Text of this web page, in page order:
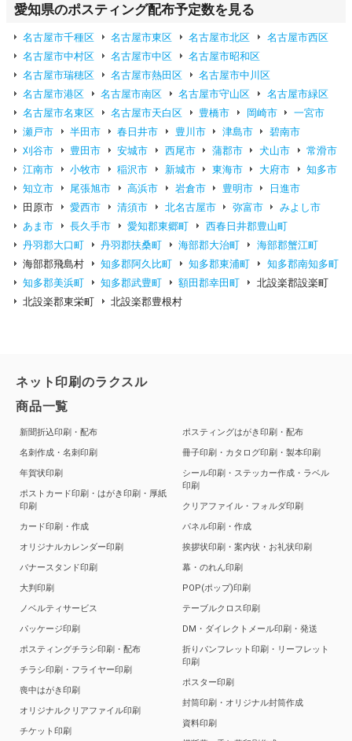
愛知県のポスティング配布予定数を見る
名古屋市千種区 名古屋市東区 名古屋市北区
名古屋市西区
名古屋市中村区
名古屋市中区
名古屋市昭和区
名古屋市瑞穂区
名古屋市熱田区
名古屋市中川区
名古屋市港区
名古屋市南区 名古屋市守山区
名古屋市緑区
名古屋市名東区
名古屋市天白区 豊橋市 岡崎市
一宮市
瀬戸市
半田市 春日井市 豊川市 津島市
碧南市
刈谷市
豊田市 安城市 西尾市 蒲郡市 犬山市
常滑市
江南市
小牧市 稲沢市 新城市 東海市 大府市
知多市
知立市
尾張旭市 高浜市 岩倉市 豊明市
日進市
田原市
愛西市 清須市 北名古屋市 弥富市
みよし市
あま市
長久手市 愛知郡東郷町
西春日井郡豊山町
丹羽郡大口町
丹羽郡扶桑町 海部郡大治町
海部郡蟹江町
海部郡飛島村
知多郡阿久比町 知多郡東浦町
知多郡南知多町
知多郡美浜町
知多郡武豊町 額田郡幸田町
北設楽郡設楽町
北設楽郡東栄町
北設楽郡豊根村
ネット印刷のラクスル
商品一覧
新聞折込印刷・配布
名刺作成・名刺印刷
年賀状印刷
ポストカード印刷・はがき印刷・厚紙
印刷
カード印刷・作成
オリジナルカレンダー印刷
バナースタンド印刷
大判印刷
ノベルティサービス
パッケージ印刷
ポスティングチラシ印刷・配布
チラシ印刷・フライヤー印刷
喪中はがき印刷
オリジナルクリアファイル印刷
チケット印刷
ポスティングはがき印刷・配布
冊子印刷・カタログ印刷・製本印刷
シール印刷・ステッカー作成・ラベル
印刷
クリアファイル・フォルダ印刷
パネル印刷・作成
挨拶状印刷・案内状・お礼状印刷
幕・のれん印刷
POP(ポップ)印刷
テーブルクロス印刷
DM・ダイレクトメール印刷・発送
折りパンフレット印刷・リーフレット
印刷
ポスター印刷
封筒印刷・オリジナル封筒作成
資料印刷